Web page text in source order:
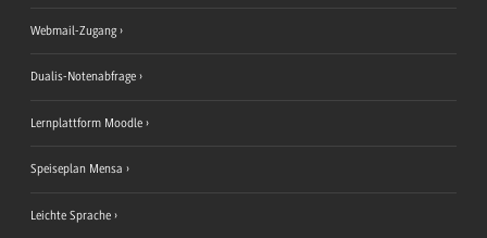
Webmail-Zugang
Dualis-Notenabfrage
Lernplattform Moodle
Speiseplan Mensa
Leichte Sprache